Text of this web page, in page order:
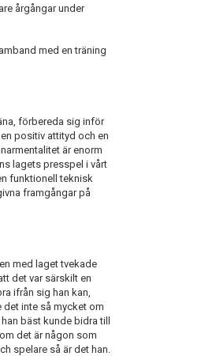
årgångar under
med en träning
förbereda sig inför
positiv attityd och en
är enorm
lagets presspel i vårt
funktionell teknisk
framgångar på
med laget tvekade
det var särskilt en
ifrån sig han kan,
inte så mycket om
bäst kunde bidra till
det är någon som
spelare så är det han.